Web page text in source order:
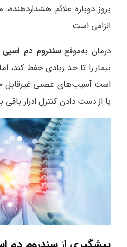
بروز دوباره علائم
الزامی است.
درمان به‌موقعسندروم دم اسبی
بیمار را تا حد زیادی حفظ کند،
است آسیب‌های عصبی غیرقابل
یا از دست دادن کنترل ادرار باقی